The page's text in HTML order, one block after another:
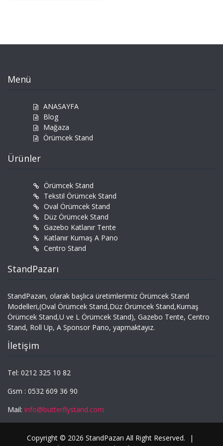
Menü
ANASAYFA
Blog
Mağaza
Örümcek Stand
Ürünler
Örümcek Stand
Tekstil Örümcek Stand
Oval Örümcek Stand
Düz Örümcek Stand
Gazebo Katlanır Tente
Katlanır Kumaş A Pano
Centro Stand
StandPazarı
StandPazarı, olarak başlıca üretimlerimiz Örümcek Stand
Modelleri,(Oval Örümcek Stand,Düz Örümcek Stand,Kumaş
Örümcek Stand,U ve L Örümcek Stand), Gazebo Tente, Centro
Stand, Roll Up, A Sponsor Pano, yapmaktayız.
İletişim
Tel: 0212 325 10 82
Gsm : 0532 609 36 90
Mail: info@butterflystand.com
Copyright © 2026 StandPazarı All Right Reserved.
|